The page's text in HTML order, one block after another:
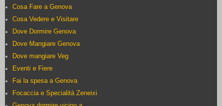
Cosa Fare a Genova
Cosa Vedere e Visitare
Dove Dormire Genova
Dove Mangiare Genova
Dove mangiare Veg
Eventi e Fiere
Fai la spesa a Genova
Focaccia e Specialità Zeneixi